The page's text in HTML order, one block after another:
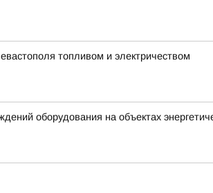
топливом и электричеством
оборудования на объектах